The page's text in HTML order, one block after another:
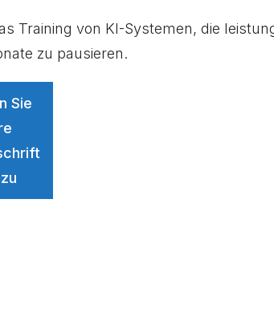
Training von KI-Systemen, die
zu pausieren.
Sie